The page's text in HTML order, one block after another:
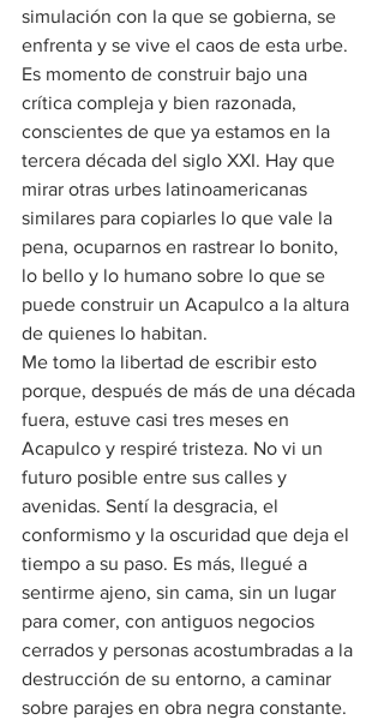
simulación con la que se gobierna, se
enfrenta y se vive el caos de esta urbe.
Es momento de construir bajo una
crítica compleja y bien razonada,
conscientes de que ya estamos en la
tercera década del siglo XXI. Hay que
mirar otras urbes latinoamericanas
similares para copiarles lo que vale la
pena, ocuparnos en rastrear lo bonito,
lo bello y lo humano sobre lo que se
puede construir un Acapulco a la altura
de quienes lo habitan.
Me tomo la libertad de escribir esto
porque, después de más de una década
fuera, estuve casi tres meses en
Acapulco y respiré tristeza. No vi un
futuro posible entre sus calles y
avenidas. Sentí la desgracia, el
conformismo y la oscuridad que deja el
tiempo a su paso. Es más, llegué a
sentirme ajeno, sin cama, sin un lugar
para comer, con antiguos negocios
cerrados y personas acostumbradas a la
destrucción de su entorno, a caminar
sobre parajes en obra negra constante.